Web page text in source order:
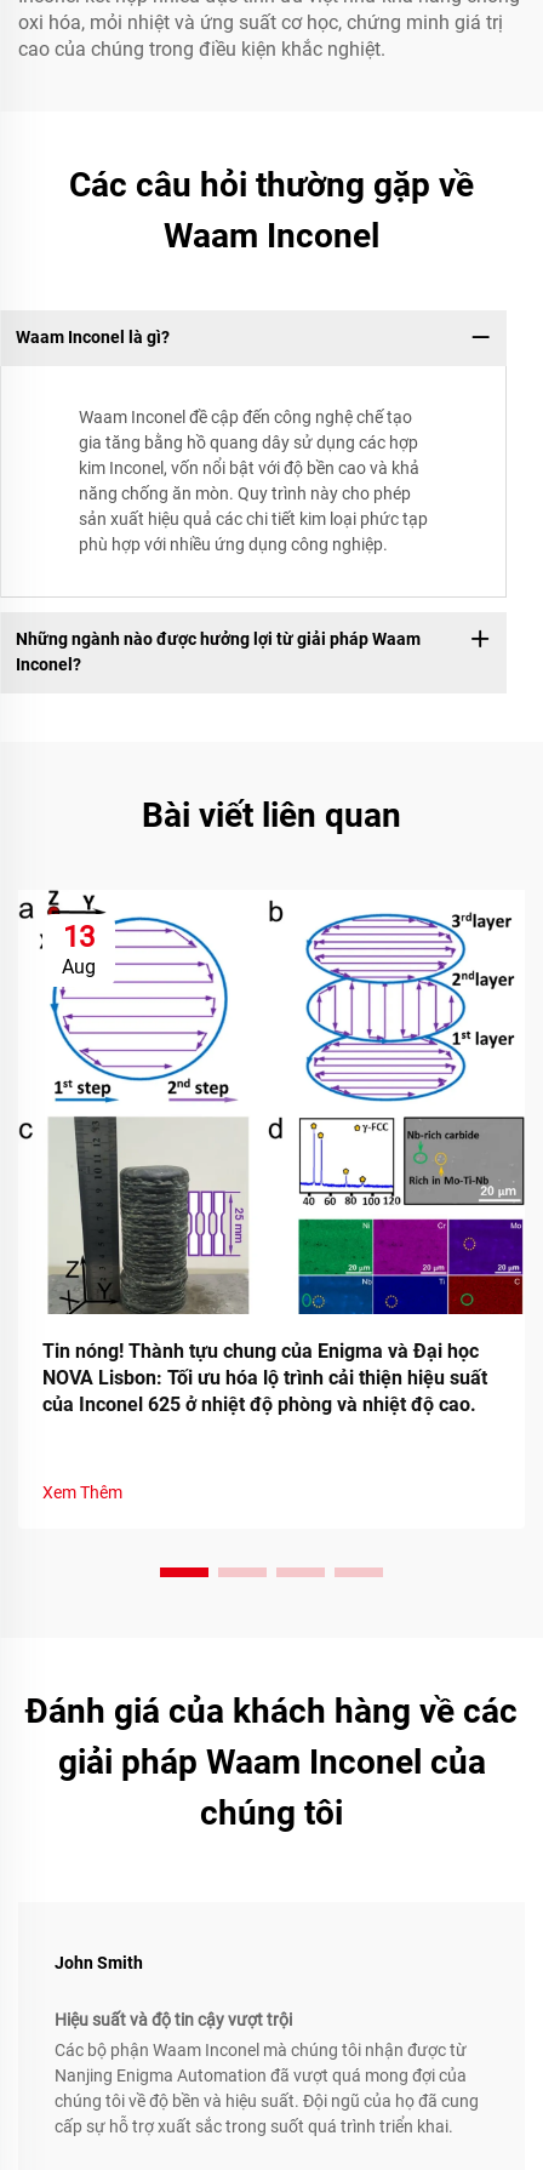
oxi hóa, mỏi nhiệt và ứng suất cơ học, chứng minh giá trị
cao của chúng trong điều kiện khắc nghiệt.
Các câu hỏi thường gặp về
Waam Inconel
Waam Inconel là gì?
Waam Inconel đề cập đến công nghệ chế tạo
gia tăng bằng hồ quang dây sử dụng các hợp
kim Inconel, vốn nổi bật với độ bền cao và khả
năng chống ăn mòn. Quy trình này cho phép
sản xuất hiệu quả các chi tiết kim loại phức tạp
phù hợp với nhiều ứng dụng công nghiệp.
Những ngành nào được hưởng lợi từ giải pháp Waam
Inconel?
Bài viết liên quan
13
Aug
Tin nóng! Thành tựu chung của Enigma và Đại học
NOVA Lisbon: Tối ưu hóa lộ trình cải thiện hiệu suất
của Inconel 625 ở nhiệt độ phòng và nhiệt độ cao.
Xem Thêm
Đánh giá của khách hàng về các
giải pháp Waam Inconel của
chúng tôi
John Smith
Hiệu suất và độ tin cậy vượt trội
Các bộ phận Waam Inconel mà chúng tôi nhận được từ
Nanjing Enigma Automation đã vượt quá mong đợi của
chúng tôi về độ bền và hiệu suất. Đội ngũ của họ đã cung
cấp sự hỗ trợ xuất sắc trong suốt quá trình triển khai.